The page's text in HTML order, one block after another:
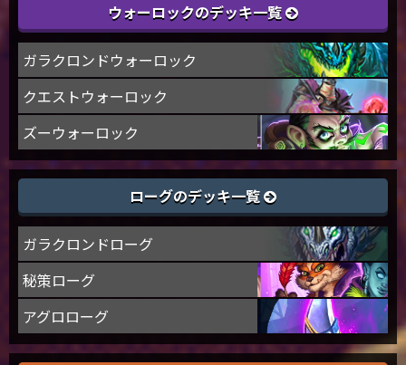
ウォーロックのデッキ一覧
ガラクロンドウォーロック
クエストウォーロック
ズーウォーロック
ローグのデッキ一覧
ガラクロンドローグ
秘策ローグ
アグロローグ